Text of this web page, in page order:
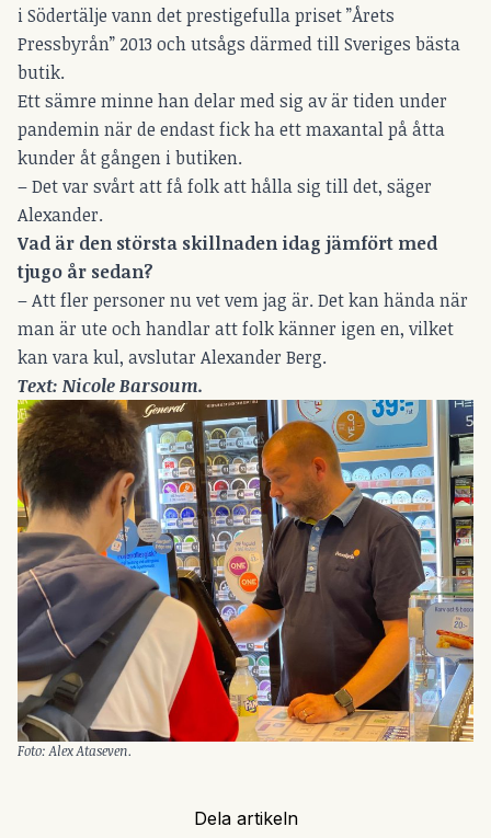
i Södertälje vann det prestigefulla priset ”Årets
Pressbyrån” 2013 och utsågs därmed till Sveriges bästa
butik.
Ett sämre minne han delar med sig av är tiden under
pandemin när de endast fick ha ett maxantal på åtta
kunder åt gången i butiken.
– Det var svårt att få folk att hålla sig till det, säger
Alexander.
Vad är den största skillnaden idag jämfört med
tjugo år sedan?
– Att fler personer nu vet vem jag är. Det kan hända när
man är ute och handlar att folk känner igen en, vilket
kan vara kul, avslutar Alexander Berg.
Text: Nicole Barsoum.
Foto: Alex Ataseven.
Dela artikeln